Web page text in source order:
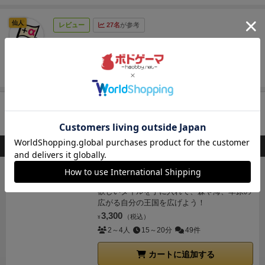
レビュー 27名が参考
仙人
カートに追加する
このボードゲームを持ってる人が購入した商品
キングドミノ
欲しいタイルを手に入れて、森や海、草原の
広がる自分の王国を広げよう！
¥ 3,300 （税込）
2～4人 15～20分 49件
カートに追加する